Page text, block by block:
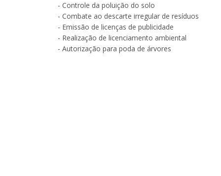
- Controle da poluição do solo
- Combate ao descarte irregular de resíduos
- Emissão de licenças de publicidade
- Realização de licenciamento ambiental
- Autorização para poda de árvores